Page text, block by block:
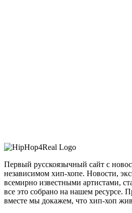
Первый русскоязычный сайт с
независимом хип-хопе. Новости,
всемирно известными артистами,
все это собрано на нашем ресурсе.
вместе мы докажем, что хип-хоп